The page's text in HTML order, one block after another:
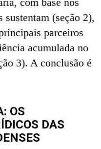
sustentam (seção 2),
parceiros
acumulada no
3). A conclusão é
OS
DAS